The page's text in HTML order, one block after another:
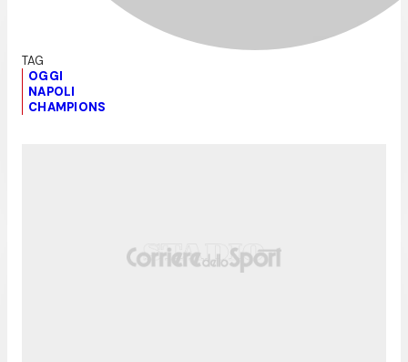
OGGI
NAPOLI
CHAMPIONS